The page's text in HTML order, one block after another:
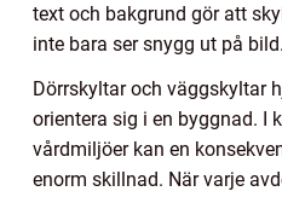
text och bakgrund gör att
inte bara ser snygg ut på bild.
Dörrskyltar och väggskyltar
orientera sig i en byggnad. I
vårdmiljöer kan en
enorm skillnad. När varje